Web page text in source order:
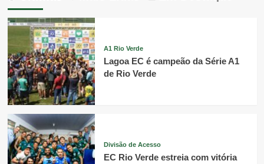
A1 Rio Verde
Lagoa EC é campeão da Série A1
de Rio Verde
Divisão de Acesso
EC Rio Verde estreia com vitória